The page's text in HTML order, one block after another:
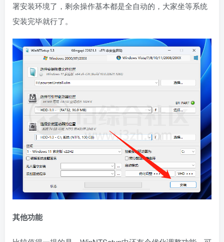
署安装环境了，剩余操作基本都是全自动的，大家坐等系统
安装完毕就行了。
其他功能